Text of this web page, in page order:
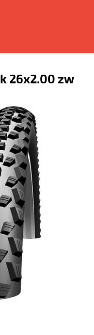
26x2.00 zw